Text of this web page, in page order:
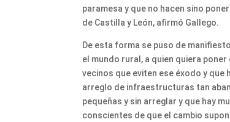
paramesa y que no hacen sino
de Castilla y León, afirmó Gallego.
De esta forma se puso de
el mundo rural, a quien quiera
vecinos que eviten ese éxodo y
arreglo de infraestructuras tan
pequeñas y sin arreglar y que hay
conscientes de que el cambio